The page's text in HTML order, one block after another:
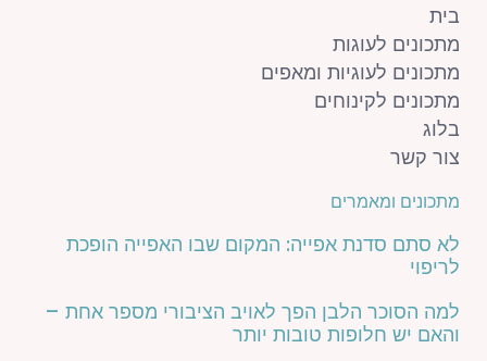
בית
מתכונים לעוגות
מתכונים לעוגיות ומאפים
מתכונים לקינוחים
בלוג
צור קשר
מתכונים ומאמרים
לא סתם סדנת אפייה: המקום שבו האפייה הופכת
לריפוי
למה הסוכר הלבן הפך לאויב הציבורי מספר אחת –
והאם יש חלופות טובות יותר